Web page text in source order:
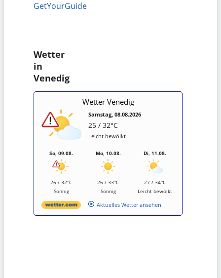
GetYourGuide
Wetter
in
Venedig
Wetter Venedig
Samstag, 08.08.2026
25 / 32°C
Leicht bewölkt
So, 09.08.
26 / 32°C
Sonnig
Mo, 10.08.
26 / 33°C
Sonnig
Di, 11.08.
27 / 34°C
Leicht bewölkt
Aktuelles Wetter ansehen